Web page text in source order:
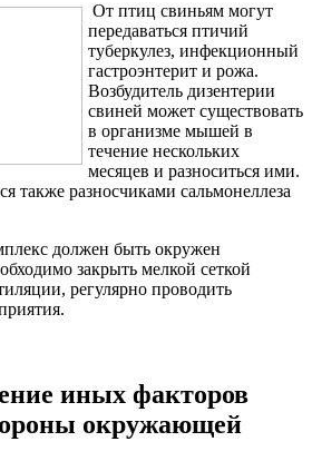
От птиц свиньям могут
передаваться птичий
туберкулез, инфекционный
гастроэнтерит и рожа.
Возбудитель дизентерии
свиней может существовать
в организме мышей в
течение нескольких
месяцев и разноситься ими.
разносчиками сальмонеллеза
должен быть окружен
закрыть мелкой сеткой
регулярно проводить
иных факторов
окружающей